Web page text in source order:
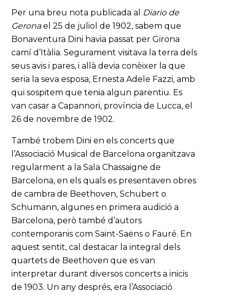
Per una breu nota publicada al Diario de
Geronael 25 de juliol de 1902, sabem que
Bonaventura Dini havia passat per Girona
camí d’Itàlia. Segurament visitava la terra dels
seus avis i pares, i allà devia conèixer la que
seria la seva esposa, Ernesta Adele Fazzi, amb
qui sospitem que tenia algun parentiu. Es
van casar a Capannori, província de Lucca, el
26 de novembre de 1902.
També trobem Dini en els concerts que
l’Associació Musical de Barcelona organitzava
regularment a la Sala Chassaigne de
Barcelona, en els quals es presentaven obres
de cambra de Beethoven, Schubert o
Schumann, algunes en primera audició a
Barcelona, però també d’autors
contemporanis com Saint-Saëns o Fauré. En
aquest sentit, cal destacar la integral dels
quartets de Beethoven que es van
interpretar durant diversos concerts a inicis
de 1903. Un any després, era l’Associació